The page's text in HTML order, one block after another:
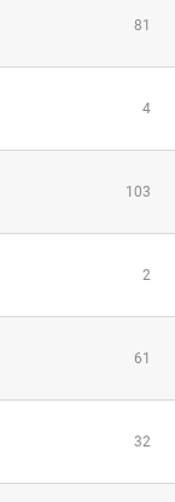
81
4
103
2
61
32